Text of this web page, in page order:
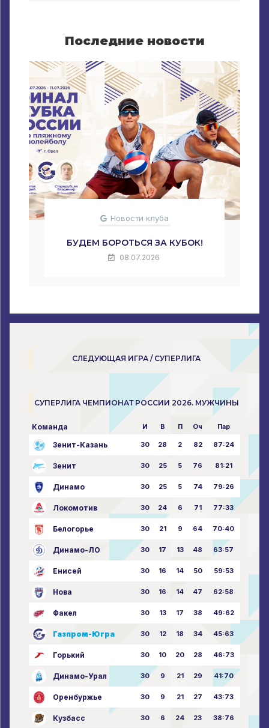
Последние новости
Новости клуба
БУДЕМ БОРОТЬСЯ ЗА КУБОК!
08.07.2026
СЛЕДУЮЩАЯ ИГРА / СУПЕРЛИГА
СУПЕРЛИГА ЧЕМПИОНАТ РОССИИ 2026. МУЖЧИНЫ
Команда И В П Оч Пар
Зенит-Казань 30 28 2 82 87:24
Зенит 30 25 5 76 81:21
Динамо 30 25 5 74 79:26
Локомотив 30 24 6 71 77:33
Белогорье 30 21 9 64 70:40
Динамо-ЛО 30 17 13 48 63:57
Енисей 30 16 14 50 59:53
Нова 30 16 14 47 62:58
Факел 30 13 17 38 49:62
Газпром-Югра 30 12 18 34 45:63
Горький 30 10 20 28 46:73
Динамо-Урал 30 9 21 29 41:70
Оренбуржье 30 9 21 27 43:73
Кузбасс 30 6 24 23 38:76